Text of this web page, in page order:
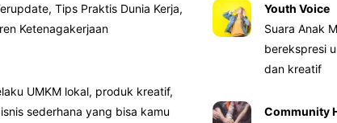
Tips Praktis Dunia Kerja,
Ketenagakerjaan
UMKM lokal, produk kreatif,
sederhana yang bisa kamu
Youth Voice
Suara Anak
berekspresi
dan kreatif
Community